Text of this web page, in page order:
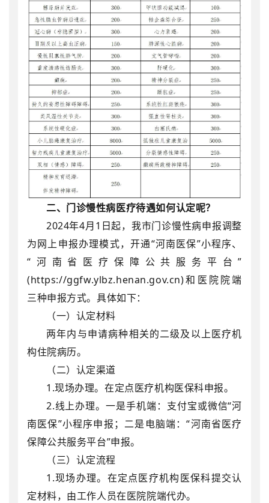
二、门诊慢性病医疗待遇如何认定呢？
2024年4月1 日起，我市门诊慢性病申报调整
为网上申报办理模式，开通“河南医保”小程序、
“河南省医疗保障公共服务平台”
(https://ggfw.ylbz.henan.gov.cn)和医院院端
三种申报方式。具体如下：
（一）认定材料
两年内与申请病种相关的二级及以上医疗机
构住院病历。
（二）认定渠道
1.现场办理。在定点医疗机构医保科申报。
2.线上办理。一是手机端：支付宝或微信“河
南医保”小程序申报；二是电脑端：“河南省医疗
保障公共服务平台”申报。
（三）认定流程
1.现场办理。在定点医疗机构医保科提交认
定材料，由工作人员在医院院端代办。